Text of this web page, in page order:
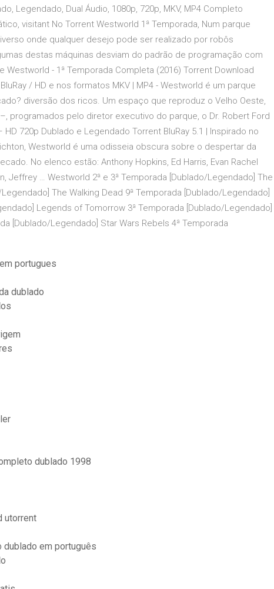
Legendado, Dual Áudio, 1080p, 720p, MKV, MP4 Completo
visitant No Torrent Westworld 1ª Temporada, Num parque
onde qualquer desejo pode ser realizado por robôs
destas máquinas desviam do padrão de programação com
- 1ª Temporada Completa (2016) Torrent Download
/ HD e nos formatos MKV | MP4 - Westworld é um parque
diversão dos ricos. Um espaço que reproduz o Velho Oeste,
programados pelo diretor executivo do parque, o Dr. Robert Ford
720p Dublado e Legendado Torrent BluRay 5.1 | Inspirado no
Westworld é uma odisseia obscura sobre o despertar da
No elenco estão: Anthony Hopkins, Ed Harris, Evan Rachel
Jeffrey … Westworld 2ª e 3ª Temporada [Dublado/Legendado] The
The Walking Dead 9ª Temporada [Dublado/Legendado]
Legends of Tomorrow 3ª Temporada [Dublado/Legendado]
[Dublado/Legendado] Star Wars Rebels 4ª Temporada
portugues
dublado
dublado 1998
utorrent
em português